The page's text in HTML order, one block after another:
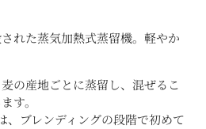
れた蒸気加熱式蒸留機。軽やか
の産地ごとに蒸留し、混ぜるこ
す。
、ブレンディングの段階で初めて